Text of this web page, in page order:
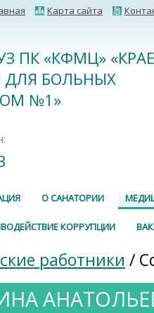
Карта сайта
ПК «КФМЦ»
ДЛЯ БОЛЬНЫХ
№1»
О САНАТОРИИ
КОРРУПЦИИ
работники /